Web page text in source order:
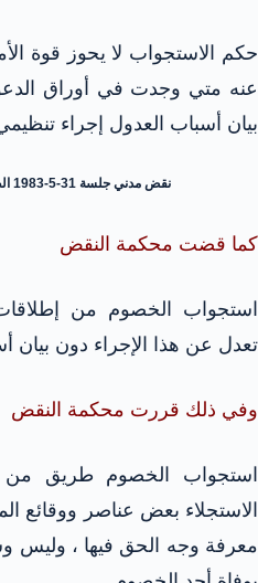
حكم الاستجواب لا يحوز قوة
عنه متي وجدت في أوراق
بيان أسباب العدول إجراء
نقض مدني جلسة 31-5-1983 الطعن رقم 1357 لسنة 49 ق
كما قضت محكمة النقض
استجواب الخصوم من
تعدل عن هذا الإجراء دون بيان
وفي ذلك قررت محكمة النقض
استجواب الخصوم طريق
الاستجلاء بعض عناصر ووقائع
معرفة وجه الحق فيها ، وليس